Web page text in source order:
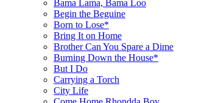
Bama Lama, Bama Loo
Begin the Beguine
Born to Lose*
Bring It on Home
Brother Can You Spare a Dime
Burning Down the House*
But I Do
Carrying a Torch
City Life